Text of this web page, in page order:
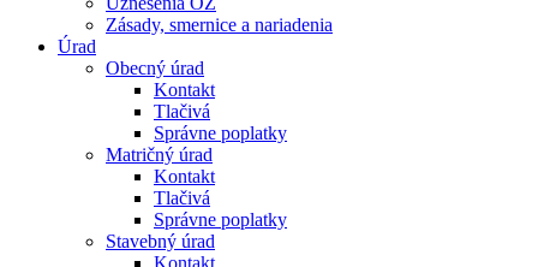
Zásady, smernice a nariadenia
Úrad
Obecný úrad
Kontakt
Tlačivá
Správne poplatky
Matričný úrad
Kontakt
Tlačivá
Správne poplatky
Stavebný úrad
Kontakt